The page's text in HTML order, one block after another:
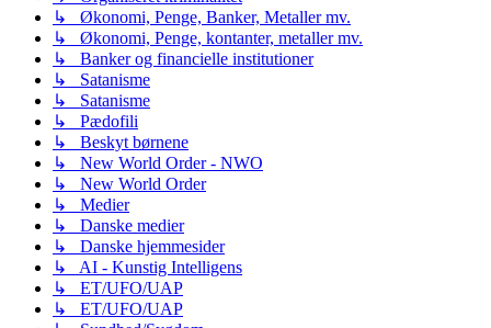
↳ Økonomi, Penge, Banker, Metaller mv.
↳ Økonomi, Penge, kontanter, metaller mv.
↳ Banker og financielle institutioner
↳ Satanisme
↳ Satanisme
↳ Pædofili
↳ Beskyt børnene
↳ New World Order - NWO
↳ New World Order
↳ Medier
↳ Danske medier
↳ Danske hjemmesider
↳ AI - Kunstig Intelligens
↳ ET/UFO/UAP
↳ ET/UFO/UAP